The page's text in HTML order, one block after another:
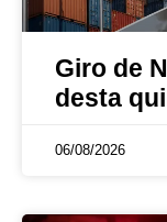
Giro de
desta
06/08/2026